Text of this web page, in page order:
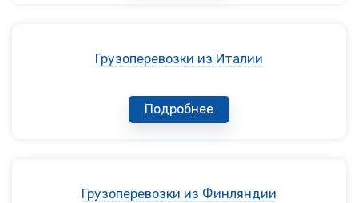
Грузоперевозки из Италии
Подробнее
Грузоперевозки из Финляндии